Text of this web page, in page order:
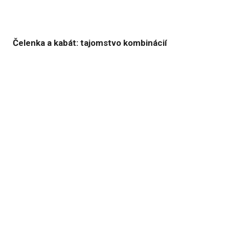
Čelenka a kabát: tajomstvo kombinácií